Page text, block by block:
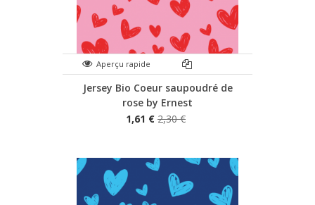
Aperçu rapide
Jersey Bio Coeur saupoudré de
rose by Ernest
1,61 € 2,30 €